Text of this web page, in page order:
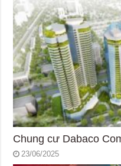
Chung cư Dabaco
23/06/2025